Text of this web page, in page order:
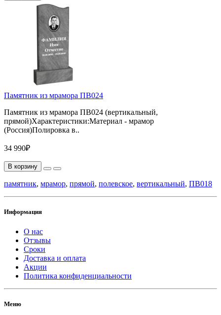
Памятник из мрамора ПВ024
Памятник из мрамора ПВ024 (вертикальный,
прямой)Характеристики:Материал - мрамор
(Россия)Полировка в..
34 990₽
В корзину
памятник, мрамор, прямой, полевское, вертикальный, ПВ018
Информация
О нас
Отзывы
Сроки
Доставка и оплата
Акции
Политика конфиденциальности
Меню